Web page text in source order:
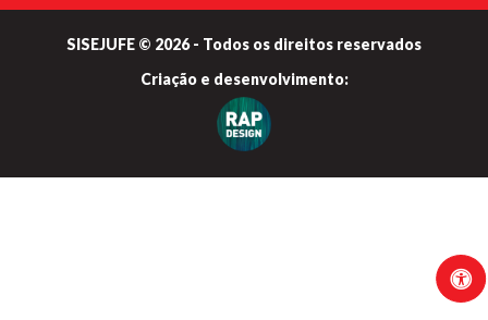
SISEJUFE © 2026 - Todos os direitos reservados
Criação e desenvolvimento: